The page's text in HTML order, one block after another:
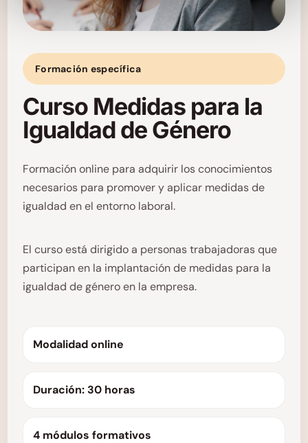
Formación específica
Curso Medidas para la
Igualdad de Género
Formación online para adquirir los conocimientos
necesarios para promover y aplicar medidas de
igualdad en el entorno laboral.
El curso está dirigido a personas trabajadoras que
participan en la implantación de medidas para la
igualdad de género en la empresa.
Modalidad online
Duración: 30 horas
4 módulos formativos